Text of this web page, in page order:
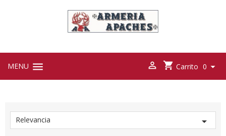
MENU   Carrito 0 

Relevancia 